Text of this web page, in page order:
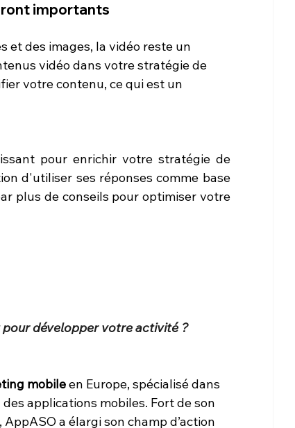
importants
et des images, la vidéo reste un
vidéo dans votre stratégie de
votre contenu, ce qui est un
pour enrichir votre stratégie de
d'utiliser ses réponses comme base
plus de conseils pour optimiser votre
pour développer votre activité ?
mobile en Europe, spécialisé dans
applications mobiles. Fort de son
, AppASO a élargi son champ d’action